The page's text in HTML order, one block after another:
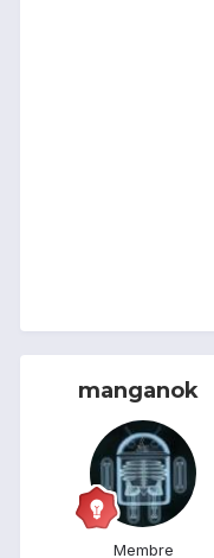
manganok
Membre